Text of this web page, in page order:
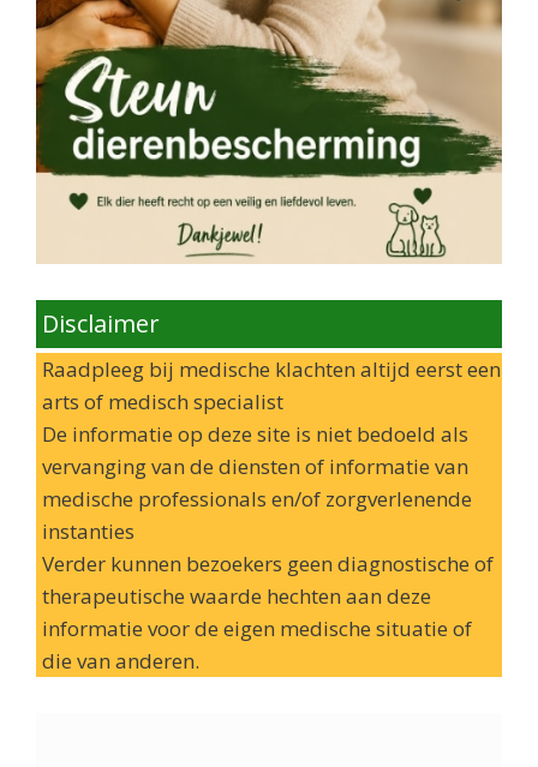
Disclaimer
Raadpleeg bij medische klachten altijd eerst een
arts of medisch specialist
De informatie op deze site is niet bedoeld als
vervanging van de diensten of informatie van
medische professionals en/of zorgverlenende
instanties
Verder kunnen bezoekers geen diagnostische of
therapeutische waarde hechten aan deze
informatie voor de eigen medische situatie of
die van anderen.